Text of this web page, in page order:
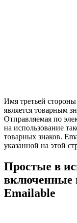
Имя третьей стороны
является товарным
Отправляемая по
на использование
товарных знаков.
указанной на этой
Простые в
включенные
Emailable